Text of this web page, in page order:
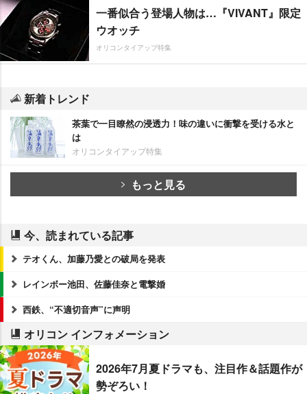
一番似合う登場人物は…『VIVANT』限定
ウオッチ
オリコンタイアップ特集
新着トレンド
茶葉で一目瞭然の浸透力！味の違いに衝撃を受ける水と
は
オリコンタイアップ特集
もっと見る
今、読まれている記事
テオくん、加藤乃愛との破局を発表
レインボー池田、佐藤佳奈と電撃婚
西鉄、“不適切音声”に声明
オリコン インフォメーション
2026年7月夏ドラマも、注目作＆話題作が
勢ぞろい！